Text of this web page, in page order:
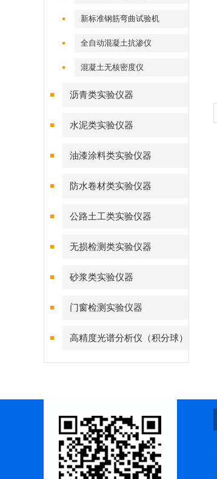
新标准钢筋弯曲试验机
全自动混凝土抗渗仪
混凝土无核密度仪
沥青类实验仪器
水泥类实验仪器
油漆涂料类实验仪器
防水卷材类实验仪器
公路土工类实验仪器
无损检测类实验仪器
砂浆类实验仪器
门窗检测实验仪器
高精度光谱分析仪（积分球）
综合测试系统